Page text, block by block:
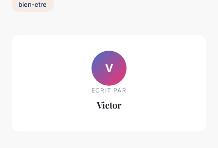
bien-etre
V
ECRIT PAR
Victor